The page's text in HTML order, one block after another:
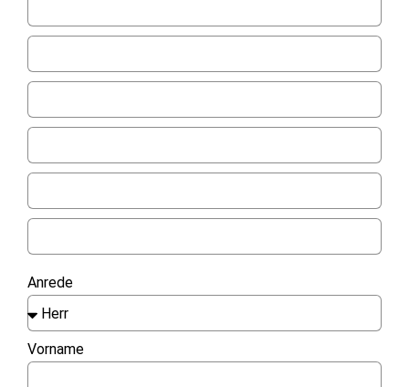
Anrede
Vorname